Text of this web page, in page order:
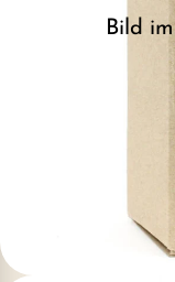
Bild